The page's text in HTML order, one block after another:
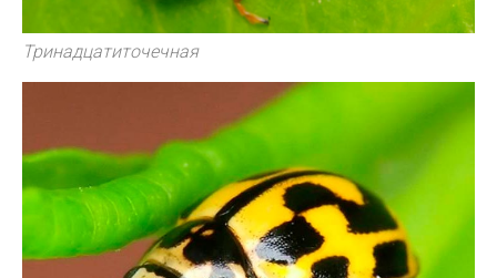
Тринадцатиточечная